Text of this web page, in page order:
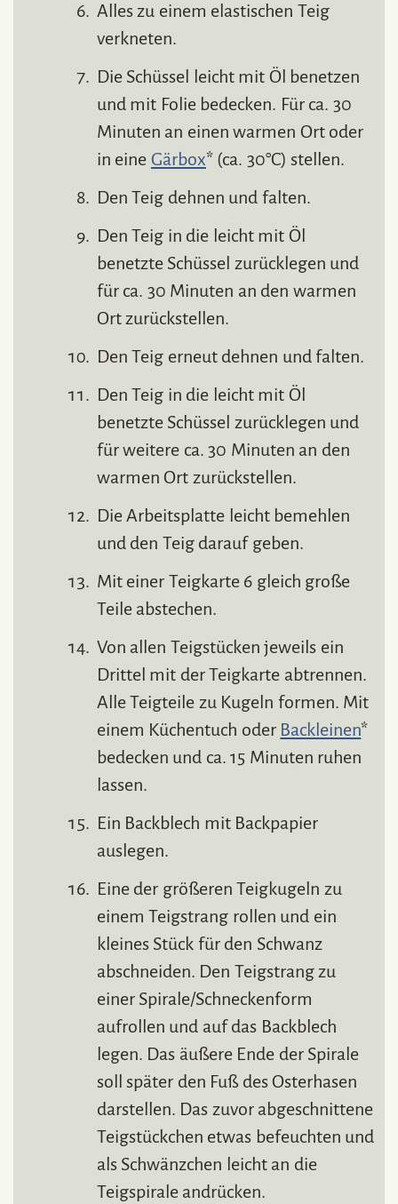
Alles zu einem elastischen Teig
verkneten.
Die Schüssel leicht mit Öl benetzen
und mit Folie bedecken. Für ca. 30
Minuten an einen warmen Ort oder
in eine Gärbox* (ca. 30°C) stellen.
Den Teig dehnen und falten.
Den Teig in die leicht mit Öl
benetzte Schüssel zurücklegen und
für ca. 30 Minuten an den warmen
Ort zurückstellen.
Den Teig erneut dehnen und falten.
Den Teig in die leicht mit Öl
benetzte Schüssel zurücklegen und
für weitere ca. 30 Minuten an den
warmen Ort zurückstellen.
Die Arbeitsplatte leicht bemehlen
und den Teig darauf geben.
Mit einer Teigkarte 6 gleich große
Teile abstechen.
Von allen Teigstücken jeweils ein
Drittel mit der Teigkarte abtrennen.
Alle Teigteile zu Kugeln formen. Mit
einem Küchentuch oder Backleinen*
bedecken und ca. 15 Minuten ruhen
lassen.
Ein Backblech mit Backpapier
auslegen.
Eine der größeren Teigkugeln zu
einem Teigstrang rollen und ein
kleines Stück für den Schwanz
abschneiden. Den Teigstrang zu
einer Spirale/Schneckenform
aufrollen und auf das Backblech
legen. Das äußere Ende der Spirale
soll später den Fuß des Osterhasen
darstellen. Das zuvor abgeschnittene
Teigstückchen etwas befeuchten und
als Schwänzchen leicht an die
Teigspirale andrücken.